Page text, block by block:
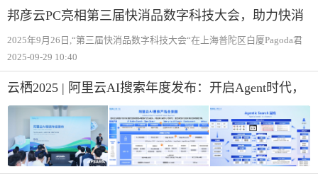
智能更简单
邦彦云PC亮相第三届快消品数字科技大会，助力快消
企业加速数字化转型跃迁
2025年9月26日,“第三届快消品数字科技大会“在上海普陀区白厦Pagoda君
亭设计酒店成功举办。本次大会以“AI赋能,引领新变革“为主题,吸引了超过
聚
2025-09-29 10:40
云栖2025 | 阿里云AI搜索年度发布：开启Agent时代，
重构搜索新范式